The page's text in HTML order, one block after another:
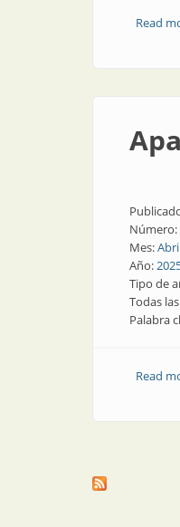
Read
Número:
Mes:
Año:
Tipo de
Todas
Palabra
Read